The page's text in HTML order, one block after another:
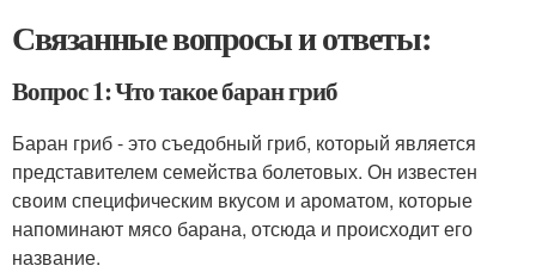
Связанные вопросы и ответы:
Вопрос 1: Что такое баран гриб
Баран гриб - это съедобный гриб, который является
представителем семейства болетовых. Он известен
своим специфическим вкусом и ароматом, которые
напоминают мясо барана, отсюда и происходит его
название.